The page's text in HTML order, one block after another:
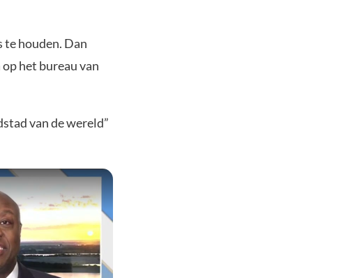
te houden. Dan
het bureau van
van de wereld”